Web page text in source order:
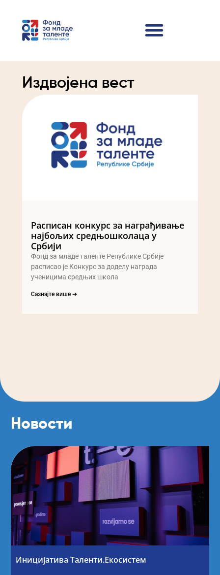
Издвојена вест
Расписан конкурс за награђивање
најбољих средњошколаца у
Србији
Фонд за младе таленте Републике Србије
расписао је Конкурс за доделу награда
ученицима средњих школа
Сазнајте више ➔
Новости
Иницијатива Таленти.Екосистем